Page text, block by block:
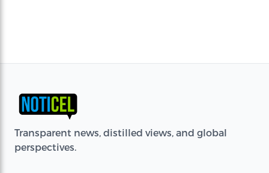
Transparent news, distilled views, and global
perspectives.